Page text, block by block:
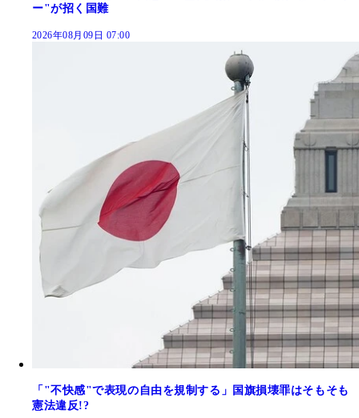
ー"が招く国難
2026年08月09日 07:00
「"不快感"で表現の自由を規制する」国旗損壊罪はそもそも
憲法違反!?